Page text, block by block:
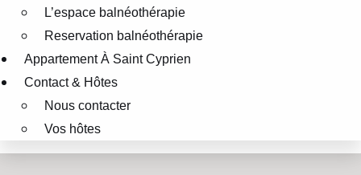
L’espace balnéothérapie
Reservation balnéothérapie
Appartement À Saint Cyprien
Contact & Hôtes
Nous contacter
Vos hôtes